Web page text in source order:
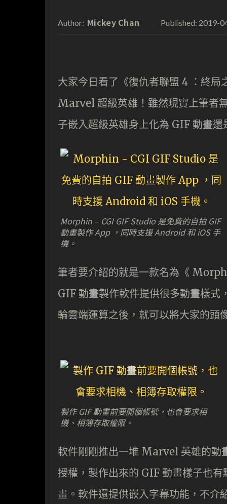
Author: Mickey Chan Published: 2019-
大家今日看了《復仇者聯盟 4 ：終
Marvel 超級英雄！雖然現實上筆者
子嵌入超級英雄身上化為 GIF 動畫
Morphin – CGI GIF Studio 是免費的自拍 GIF
動畫製作 App ，同時支援 Android 和 iOS 手
機。
筆者要介紹的就是一款名為《
GIF 動畫製作軟件提供很多動畫樣式
輪雲端運算之後，就可以將大家的頭
製作 GIF 動畫前要開個帳號，也會要求相
機、相簿存取權限。
軟件剛剛推出一堆 Marvel 英雄的動
授權，製作出來的 GIF 動畫樣子也
畫。軟件還提供嵌入字幕功能，不介